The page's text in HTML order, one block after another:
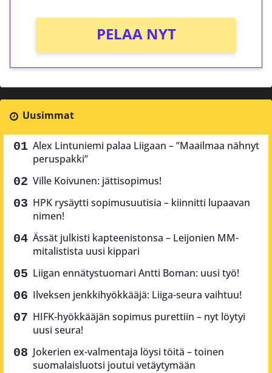
PELAA NYT
Uusimmat
Alex Lintuniemi palaa Liigaan – ”Maailmaa nähnyt
peruspakki”
Ville Koivunen: jättisopimus!
HPK rysäytti sopimusuutisia – kiinnitti lupaavan
nimen!
Ässät julkisti kapteenistonsa – Leijonien MM-
mitalistista uusi kippari
Liigan ennätystuomari Antti Boman: uusi työ!
Ilveksen jenkkihyökkääjä: Liiga-seura vaihtuu!
HIFK-hyökkääjän sopimus purettiin – nyt löytyi
uusi seura!
Jokerien ex-valmentaja löysi töitä – toinen
suomalaisluotsi joutui vetäytymään